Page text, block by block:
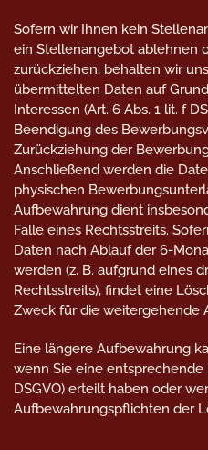
Sofern wir Ihnen kein
ein Stellenangebot ablehnen
zurückziehen, behalten wir
übermittelten Daten auf
Interessen (Art. 6 Abs. 1 lit. f
Beendigung des
Zurückziehung der
Anschließend werden die
physischen
Aufbewahrung dient
Falle eines Rechtsstreits.
Daten nach Ablauf der 6-
werden (z. B. aufgrund eines
Rechtsstreits), findet eine
Zweck für die weitergehende
Eine längere Aufbewahrung
wenn Sie eine entsprechende
DSGVO) erteilt haben oder
Aufbewahrungspflichten der